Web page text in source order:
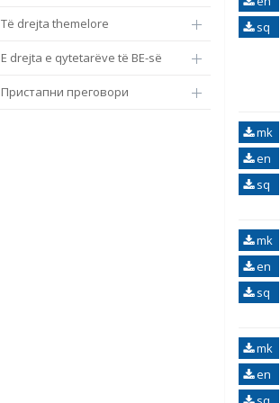
Të drejta themelore
E drejta e qytetarëve të BE-së
Пристапни преговори
sq
mk
en
sq
mk
en
sq
mk
en